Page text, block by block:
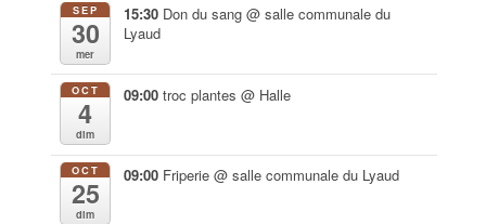
SEP
30
mer
15:30 Don du sang@ salle communale du
Lyaud
OCT
4
dim
09:00troc plantes@ Halle
OCT
25
dim
09:00 Friperie@ salle communale du Lyaud